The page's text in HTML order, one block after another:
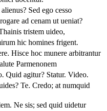
Sed ego cesso
ad cenam ut ueniat?
tristem uideo,
hic homines frigent.
Hisce hoc munere arbitrantur
Parmenonem
Quid agitur? Statur. Video.
Te. Credo; at numquid
Ne sis; sed quid uidetur